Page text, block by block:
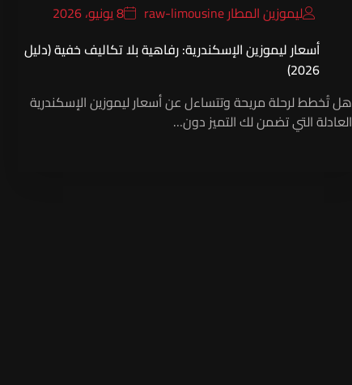
ليموزين المطار raw-limousine
8 يونيو، 2026
أسعار ليموزين الإسكندرية: رفاهية بلا تكاليف خفية (دليل
2026)
هل تُخطط لرحلة مريحة وتتساءل عن أسعار ليموزين الإسكندرية
العادلة التي تضمن لك التميز دون…